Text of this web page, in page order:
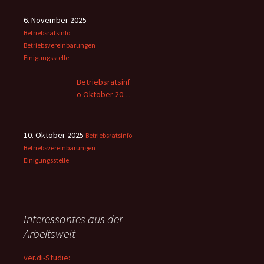
6. November 2025
Betriebsratsinfo
Betriebsvereinbarungen
Einigungsstelle
Betriebsratsinf
o Oktober 2025
10. Oktober 2025 Betriebsratsinfo
Betriebsvereinbarungen
Einigungsstelle
Interessantes aus der
Arbeitswelt
ver.di-Studie: